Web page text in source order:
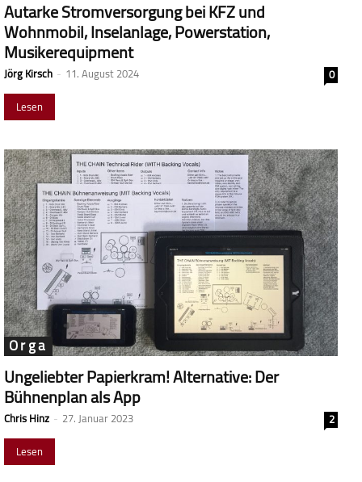
Autarke Stromversorgung bei KFZ und
Wohnmobil, Inselanlage, Powerstation,
Musikerequipment
Jörg Kirsch - 11. August 2024
0
Lesen
Orga
Ungeliebter Papierkram! Alternative: Der
Bühnenplan als App
Chris Hinz - 27. Januar 2023
2
Lesen